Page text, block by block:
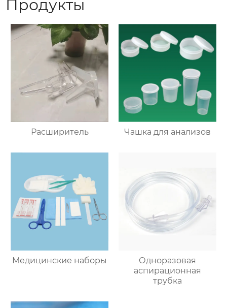
Продукты
Расширитель Чашка для анализов
Медицинские наборы
Одноразовая
аспирационная
трубка